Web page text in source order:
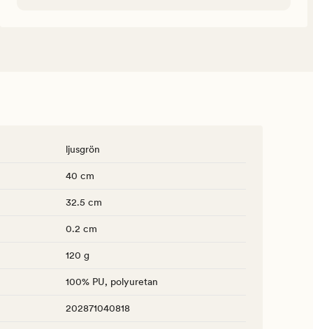
ljusgrön
40 cm
32.5 cm
0.2 cm
120 g
100% PU, polyuretan
202871040818